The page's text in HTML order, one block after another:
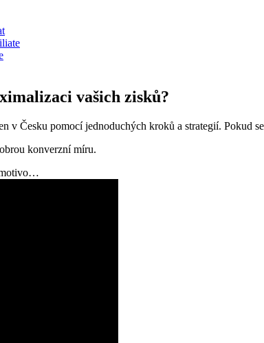
vašich zisků?
v Česku pomocí jednoduchých kroků a strategií. Pokud
konverzní míru.
motivo…